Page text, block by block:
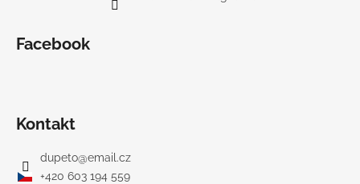
Facebook
Kontakt
dupeto@email.cz
+420 603 194 559